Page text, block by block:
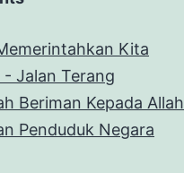
Kita
Jalan Terang
Beriman Kepada Allah
Penduduk Negara